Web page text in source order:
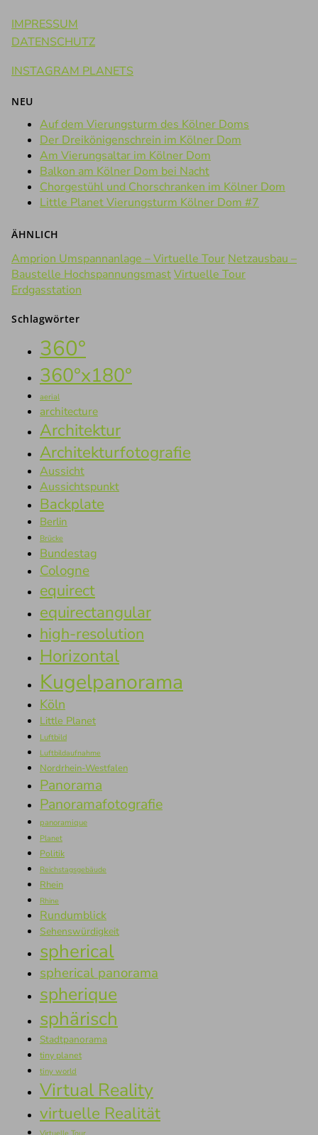
IMPRESSUM
DATENSCHUTZ
INSTAGRAM PLANETS
NEU
Auf dem Vierungsturm des Kölner Doms
Der Dreikönigenschrein im Kölner Dom
Am Vierungsaltar im Kölner Dom
Balkon am Kölner Dom bei Nacht
Chorgestühl und Chorschranken im Kölner Dom
Little Planet Vierungsturm Kölner Dom #7
ÄHNLICH
Amprion Umspannanlage – Virtuelle Tour Netzausbau –
Baustelle HochspannungsmastVirtuelle Tour
Erdgasstation
Schlagwörter
360°
360°x180°
aerial
architecture
Architektur
Architekturfotografie
Aussicht
Aussichtspunkt
Backplate
Berlin
Brücke
Bundestag
Cologne
equirect
equirectangular
high-resolution
Horizontal
Kugelpanorama
Köln
Little Planet
Luftbild
Luftbildaufnahme
Nordrhein-Westfalen
Panorama
Panoramafotografie
panoramique
Planet
Politik
Reichstagsgebäude
Rhein
Rhine
Rundumblick
Sehenswürdigkeit
spherical
spherical panorama
spherique
sphärisch
Stadtpanorama
tiny planet
tiny world
Virtual Reality
virtuelle Realität